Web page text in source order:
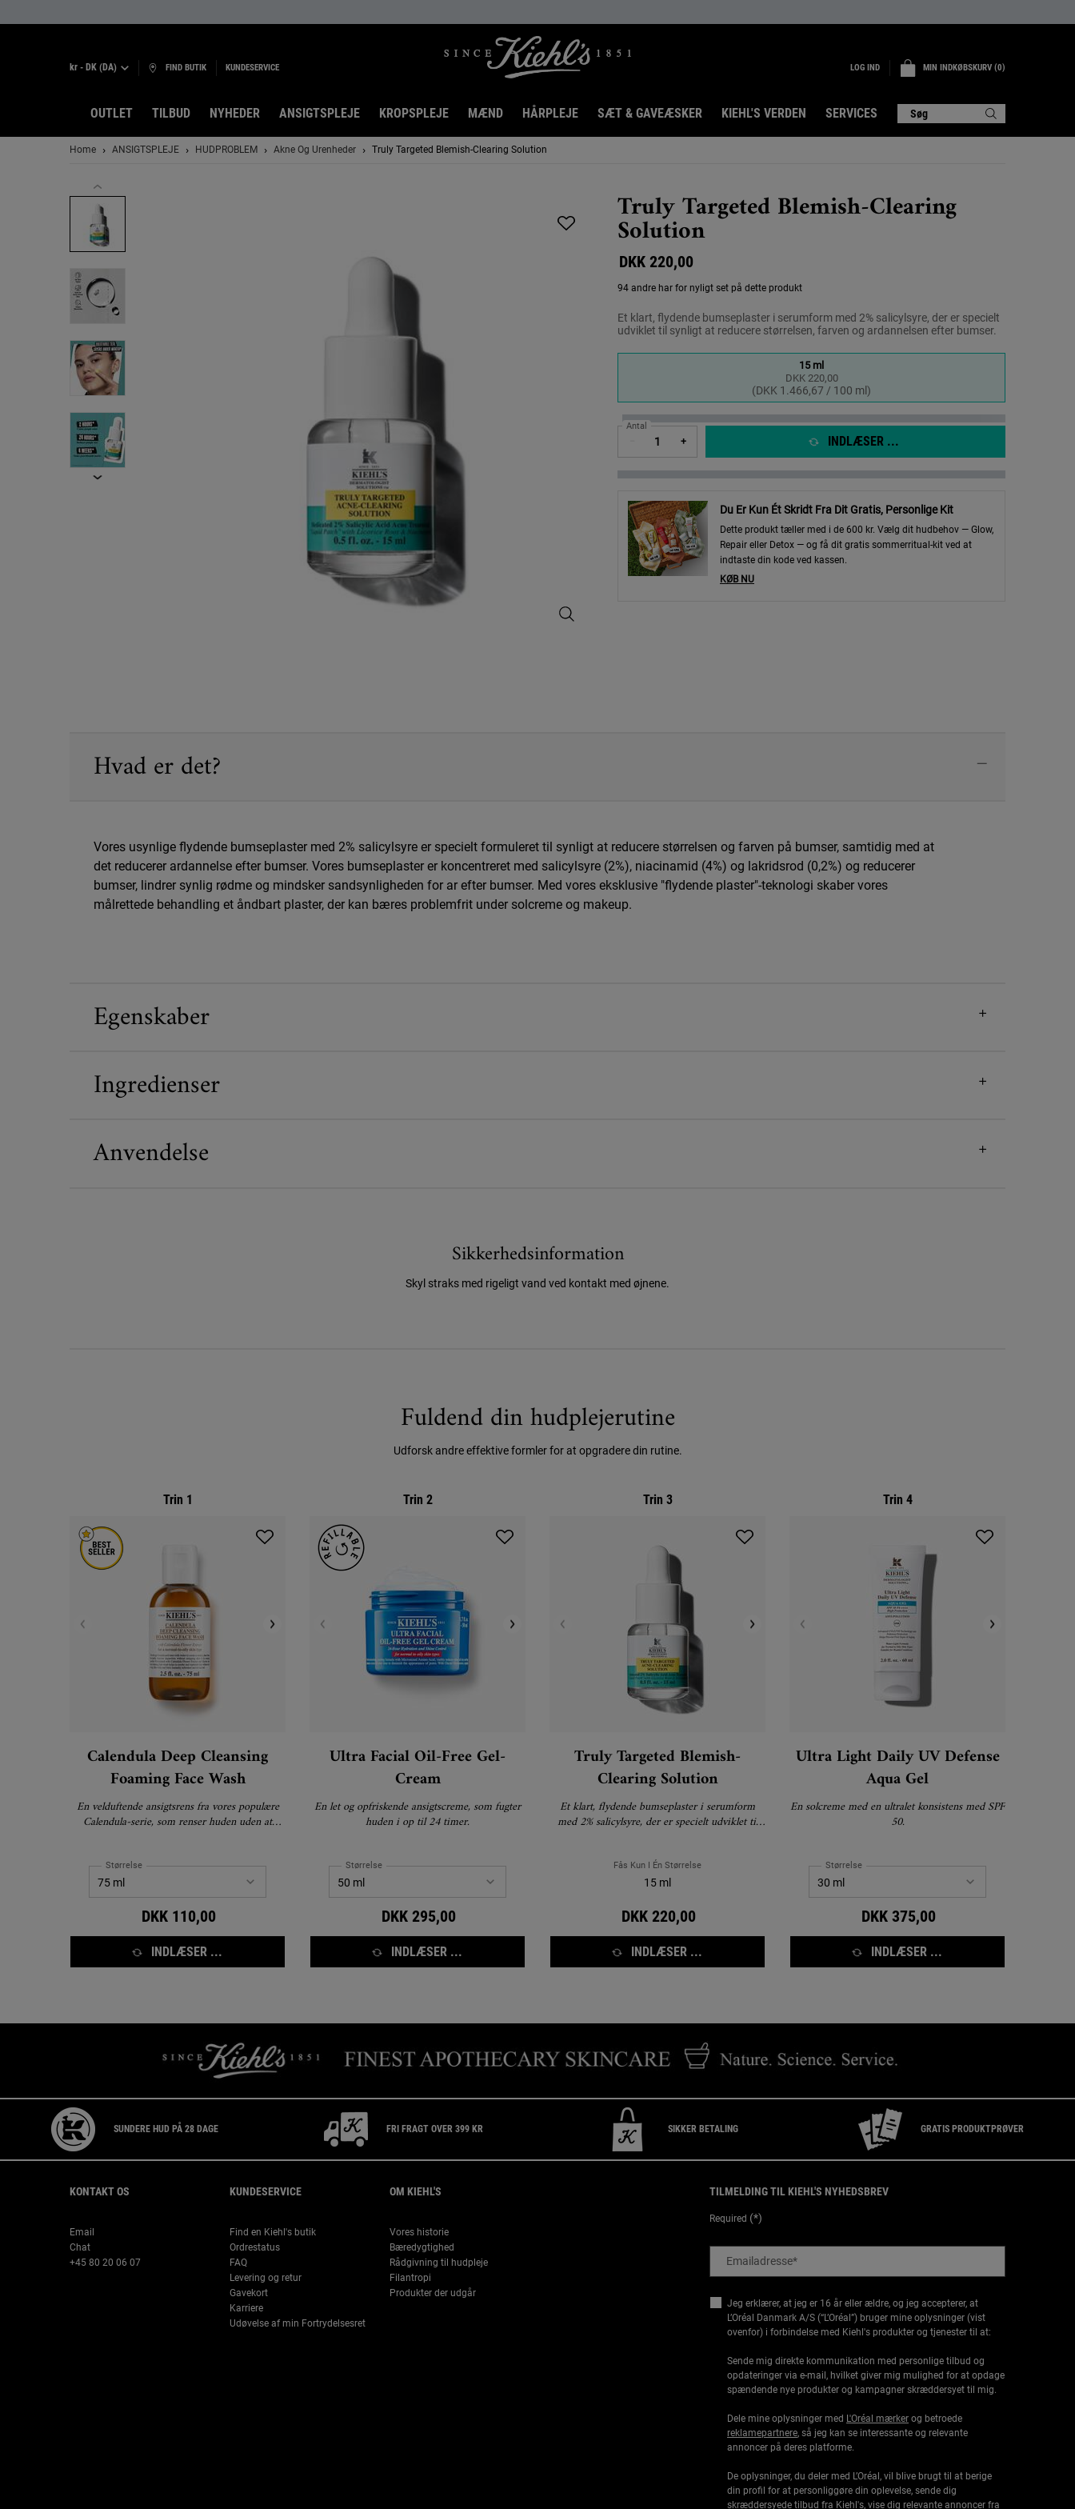
kr - DK (DA) FIND BUTIK KUNDESERVICE LOG IND MIN INDKØBSKURV 0
0 PRODUKT
OUTLET TILBUD NYHEDER ANSIGTSPLEJE KROPSPLEJE MÆND HÅRPLEJE SÆT & GAVEÆSKER KIEHL'S VERDEN SERVICES Søg
Home ANSIGTSPLEJE HUDPROBLEM Akne Og Urenheder Truly Targeted Blemish-Clearing Solution
Truly Targeted Blemish-Clearing
Solution
DKK 220,00
94 andre har for nyligt set på dette produkt
Truly Targeted Blemish-Clearing Solution - Zoom image
Et klart, flydende bumseplaster i serumform med 2% salicylsyre, der er specielt
udviklet til synligt at reducere størrelsen, farven og ardannelsen efter bumser.
Valgte
15 ml
DKK 220,00
(DKK 1.466,67 / 100 ml)
, 1 of 1
Antal
+ INDLÆSER ...
Du Er Kun Ét Skridt Fra Dit Gratis, Personlige Kit
Dette produkt tæller med i de 600 kr. Vælg dit hudbehov — Glow,
Repair eller Detox — og få dit gratis sommerritual-kit ved at
indtaste din kode ved kassen.
KØB NU
Hvad er det?
Vores usynlige flydende bumseplaster med 2% salicylsyre er specielt formuleret til synligt at reducere størrelsen og farven på bumser, samtidig med at
det reducerer ardannelse efter bumser. Vores bumseplaster er koncentreret med salicylsyre (2%), niacinamid (4%) og lakridsrod (0,2%) og reducerer
bumser, lindrer synlig rødme og mindsker sandsynligheden for ar efter bumser. Med vores eksklusive "flydende plaster"-teknologi skaber vores
målrettede behandling et åndbart plaster, der kan bæres problemfrit under solcreme og makeup.
Egenskaber
Ingredienser
Anvendelse
Sikkerhedsinformation
Skyl straks med rigeligt vand ved kontakt med øjnene.
Fuldend din hudplejerutine
Udforsk andre effektive formler for at opgradere din rutine.
Trin 1
Calendula Deep Cleansing
Foaming Face Wash
En velduftende ansigtsrens fra vores populære
Calendula-serie, som renser huden uden at
Størrelse
DKK 110,00
INDLÆSER ...
Trin 2
Ultra Facial Oil-Free Gel-
Cream
En let og opfriskende ansigtscreme, som fugter
huden i op til 24 timer.
Størrelse
DKK 295,00
INDLÆSER ...
Trin 3
Truly Targeted Blemish-
Clearing Solution
Et klart, flydende bumseplaster i serumform
med 2% salicylsyre, der er specielt udviklet til
Fås Kun I Én Størrelse
15 ml
DKK 220,00
INDLÆSER ...
Trin 4
Ultra Light Daily UV Defense
Aqua Gel
En solcreme med en ultralet konsistens med SPF
50.
Størrelse
DKK 375,00
INDLÆSER ...
SUNDERE HUD PÅ 28 DAGE FRI FRAGT OVER 399 KR SIKKER BETALING GRATIS PRODUKTPRØVER
KONTAKT OS
Email
Chat
+45 80 20 06 07
KUNDESERVICE
Find en Kiehl's butik
Ordrestatus
FAQ
Levering og retur
Gavekort
Karriere
Udøvelse af min Fortrydelsesret
OM KIEHL'S
Vores historie
Bæredygtighed
Rådgivning til hudpleje
Filantropi
Produkter der udgår
TILMELDING TIL KIEHL'S NYHEDSBREV
Required (*)
Emailadresse*
Jeg erklærer, at jeg er 16 år eller ældre, og jeg accepterer, at
L’Oréal Danmark A/S (“L’Oréal”) bruger mine oplysninger (vist
ovenfor) i forbindelse med Kiehl's produkter og tjenester til at:
Sende mig direkte kommunikation med personlige tilbud og
opdateringer via e-mail, hvilket giver mig mulighed for at opdage
spændende nye produkter og kampagner skræddersyet til mig.
Dele mine oplysninger med L'Oréal mærker og betroede
reklamepartnere, så jeg kan se interessante og relevante
annoncer på deres platforme.
De oplysninger, du deler med L’Oréal, vil blive brugt til at berige
din profil for at personliggøre din oplevelse, sende dig
skræddersyede tilbud fra Kiehl's, vise dig relevante annoncer fra